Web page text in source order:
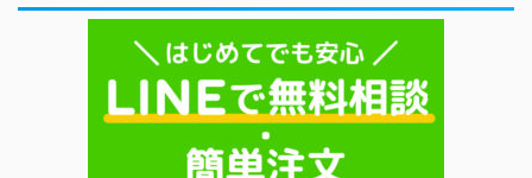
ちら2 お客様の声2.1 制
作したオリジナルフェイ
スタオルでの集合写真
2.2 アンケート用紙3 担
当者からの一言 マフラー